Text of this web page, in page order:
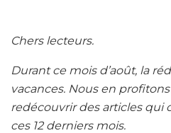
Chers lecteurs.
Durant ce mois d’août, la
vacances. Nous en
redécouvrir des articles qui
ces 12 derniers mois.